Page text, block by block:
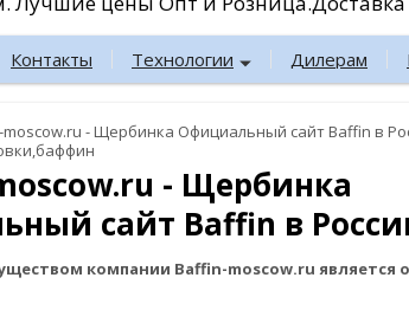
Контакты Технологии Дилерам
- Щербинка Официальный сайт Baffin в
- Щербинка
сайт Baffin в
компании Baffin-moscow.ru является